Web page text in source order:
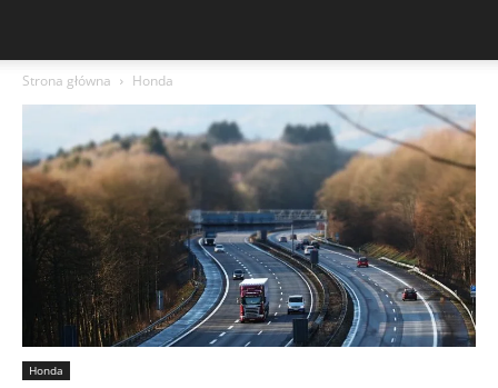
Strona główna Honda
Honda